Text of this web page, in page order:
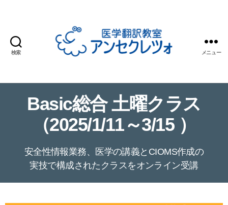
検索
学
翻
訳
教
室
ン
セ
ク
レ
メニュー
Basic総合 土曜クラス
（2025/1/11～3/15 ）
安全性情報業務、医学の講義とCIOMS作成の
実技で構成されたクラスをオンライン受講